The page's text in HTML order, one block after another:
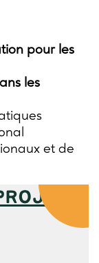
pour les
les
et de